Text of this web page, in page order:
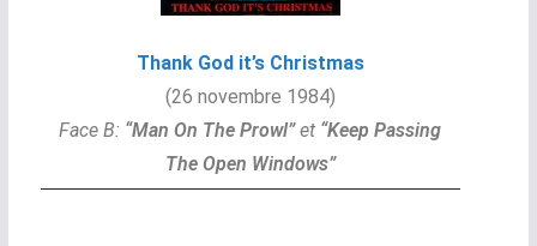
Thank God it’s Christmas
(26 novembre 1984)
Face B: “Man On The Prowl”et “Keep Passing
The Open Windows”